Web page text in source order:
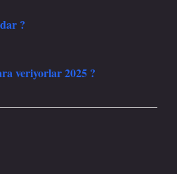
?
veriyorlar 2025 ?